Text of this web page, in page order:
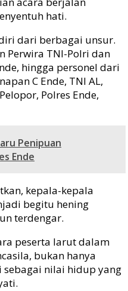
hati.
dari berbagai unsur.
Perwira TNI-Polri dan
hingga personel dari
C Ende, TNI AL,
Polres Ende,
Penipuan
Ende
kepala-kepala
begitu hening
terdengar.
peserta larut dalam
bukan hanya
sebagai nilai hidup yang